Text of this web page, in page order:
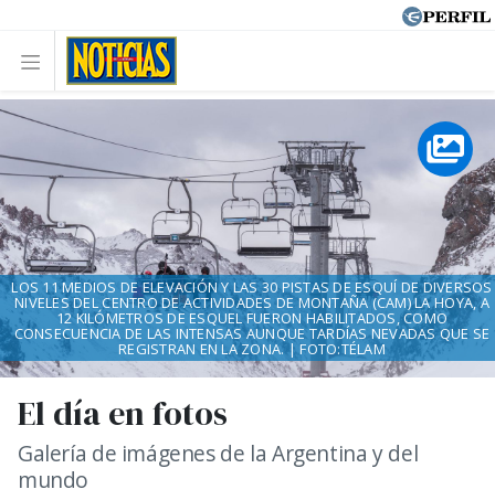
El día en fotos
Galería de imágenes de la Argentina y del
mundo
LOS 11 MEDIOS DE ELEVACIÓN Y LAS 30 PISTAS DE ESQUÍ DE DIVERSOS
NIVELES DEL CENTRO DE ACTIVIDADES DE MONTAÑA (CAM) LA HOYA, A
12 KILÓMETROS DE ESQUEL FUERON HABILITADOS, COMO
CONSECUENCIA DE LAS INTENSAS AUNQUE TARDÍAS NEVADAS QUE SE
REGISTRAN EN LA ZONA. | FOTO:TÉLAM